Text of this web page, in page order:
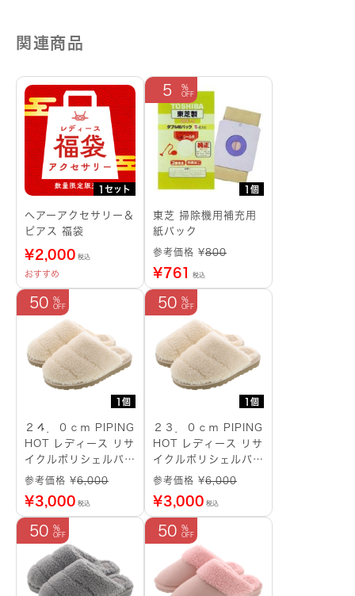
ロ
ン
ー
ツ
個
関連商品
1セット
へアーアクセサリー＆
ピアス 福袋
¥2,000 税込
おすすめ
1個
5
東芝 掃除機用補充用
紙パック
参考価格 ¥800
¥761 税込
1個
50
２４．０ｃｍ PIPING
HOT レディース リサ
イクルポリシェルパミ
ュール
参考価格 ¥6,000
¥3,000 税込
1個
50
２３．０ｃｍ PIPING
HOT レディース リサ
イクルポリシェルパミ
ュール
参考価格 ¥6,000
¥3,000 税込
50 50